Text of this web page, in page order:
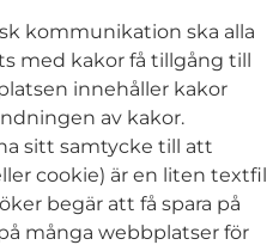
kommunikation ska alla
med kakor få tillgång till
innehåller kakor
av kakor.
sitt samtycke till att
cookie) är en liten textfil
begär att få spara på
många webbplatser för